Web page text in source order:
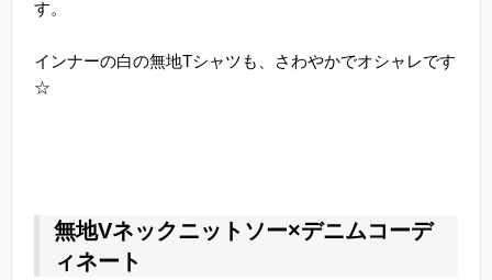
す。
インナーの白の無地Tシャツも、さわやかでオシャレです
☆
無地Vネックニットソー×デニムコーデ
ィネート